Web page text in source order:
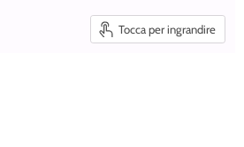
Tocca per ingrandire